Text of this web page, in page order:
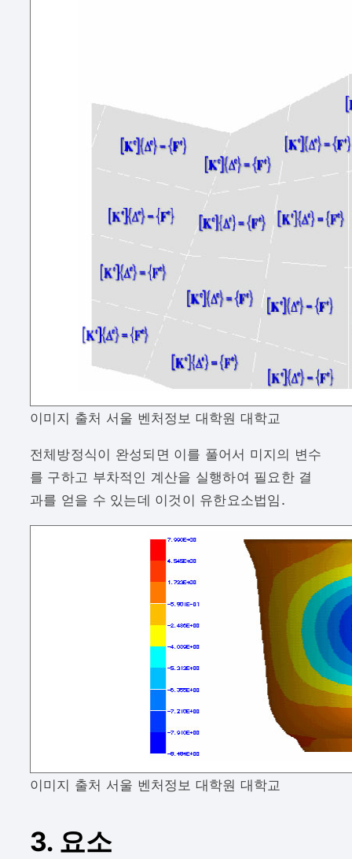
이미지 출처 서울 벤처정보 대학원 대학교
전체방정식이 완성되면 이를 풀어서 미지의 변수
를 구하고 부차적인 계산을 실행하여 필요한 결
과를 얻을 수 있는데 이것이 유한요소법임.
이미지 출처 서울 벤처정보 대학원 대학교
3. 요소